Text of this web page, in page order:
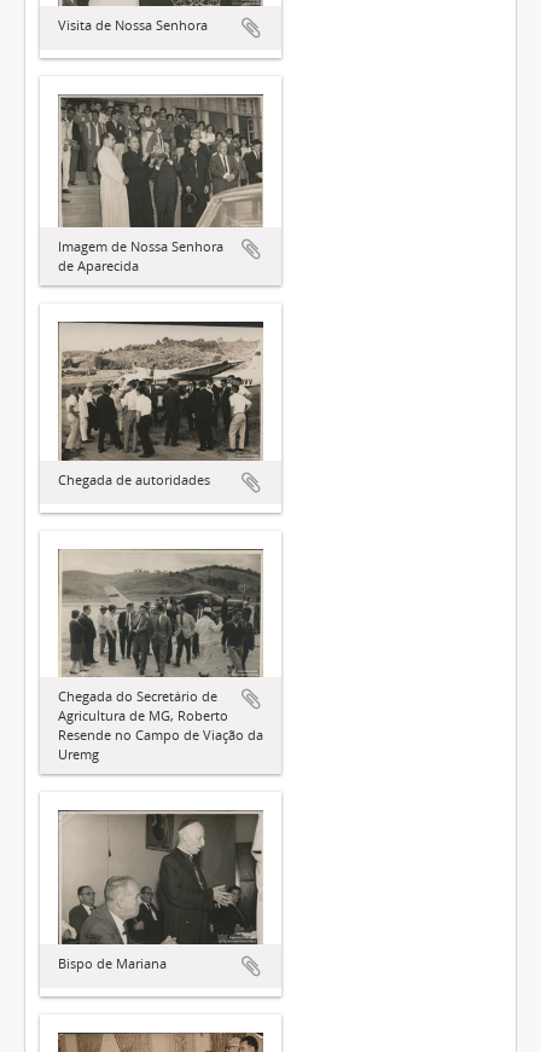
Visita de Nossa Senhora
Imagem de Nossa Senhora
de Aparecida
Chegada de autoridades
Chegada do Secretário de
Agricultura de MG, Roberto
Resende no Campo de Viação da
Uremg
Bispo de Mariana